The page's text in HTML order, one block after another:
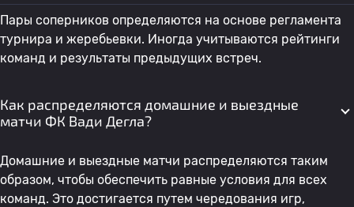
Пары соперников определяются на основе регламента
турнира и жеребьевки. Иногда учитываются рейтинги
команд и результаты предыдущих встреч.
Как распределяются домашние и выездные
матчи ФК Вади Дегла?
Домашние и выездные матчи распределяются таким
образом, чтобы обеспечить равные условия для всех
команд. Это достигается путем чередования игр,